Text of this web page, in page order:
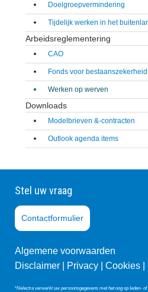
Doelgroepvermindering
Tijdelijk werken in het
Arbeidsreglementering
CAO
Fonds voor bestaanszekerheid
Werken op werven
Downloads
Modelbrieven &-contracten
Outlook agenda items
Stel uw vraag
Contactformulier
Algemene voorwaarden
Disclaimer |
Privacy Cookies
*Nelectra verwerkt uw persoonsgegevens met het oog op leden-